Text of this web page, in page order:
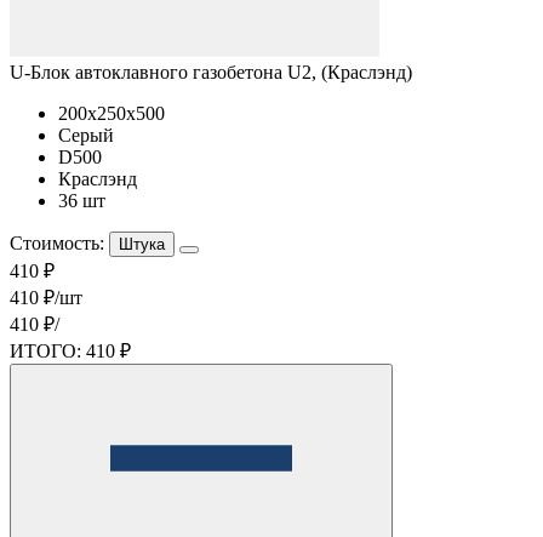
U-Блок автоклавного газобетона U2, (Краслэнд)
200x250x500
Серый
D500
Краслэнд
36 шт
Стоимость: Штука
410 ₽
410 ₽/шт
410 ₽/
ИТОГО: 410 ₽